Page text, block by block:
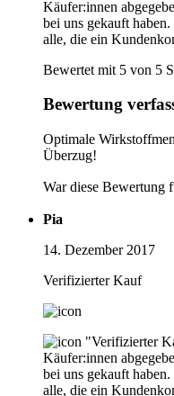
Käufer:innen
bei uns gekauft
alle, die ein
Bewertet mit 5 von 5
Bewertung
Optimale
Überzug!
War diese Bewertung
Pia
14. Dezember 2017
Verifizierter Kauf
"Verifizierter
Käufer:innen
bei uns gekauft
alle, die ein